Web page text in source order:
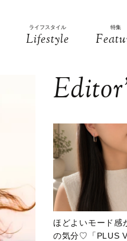
ライフスタイル
Lifestyle
特集
ほどよいモード感
の気分♡「PLUS